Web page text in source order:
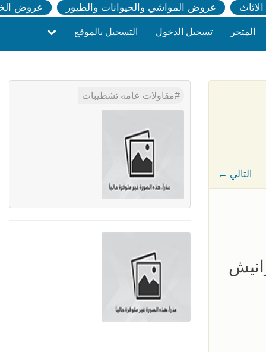
عروض المواشي والحيوانات والطيور عروض
المتجر تسجيل الدخول التسجيل بالموقع
← التالي
مقاولات عامه تشطيبات